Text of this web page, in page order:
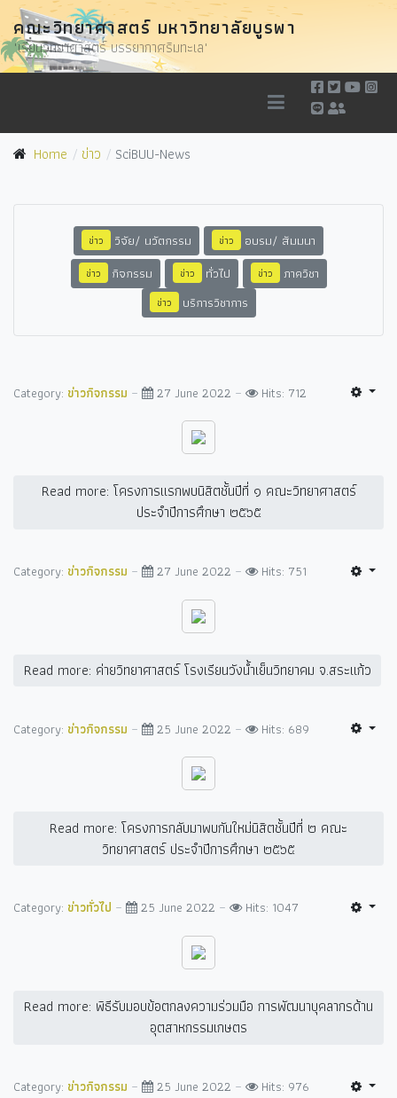
คณะวิทยาศาสตร์ มหาวิทยาลัยบูรพา
"เรียนวิทยาศาสตร์ บรรยากาศริมทะเล"
Home ข่าว SciBUU-News
ข่าว วิจัย/ นวัตกรรม ข่าว อบรม/ สัมมนา
ข่าว กิจกรรม ข่าว ทั่วไป ข่าว ภาควิชา
ข่าว บริการวิชาการ
Category: ข่าวกิจกรรม 27 June 2022 Hits: 712
Read more: โครงการแรกพบนิสิตชั้นปีที่ ๑ คณะวิทยาศาสตร์
ประจำปีการศึกษา ๒๕๖๕
Category: ข่าวกิจกรรม 27 June 2022 Hits: 751
Read more: ค่ายวิทยาศาสตร์ โรงเรียนวังน้ำเย็นวิทยาคม จ.สระแก้ว
Category: ข่าวกิจกรรม 25 June 2022 Hits: 689
Read more: โครงการกลับมาพบกันใหม่นิสิตชั้นปีที่ ๒ คณะ
วิทยาศาสตร์ ประจำปีการศึกษา ๒๕๖๕
Category: ข่าวทั่วไป 25 June 2022 Hits: 1047
Read more: พิธีรับมอบข้อตกลงความร่วมมือ การพัฒนาบุคลากรด้าน
อุตสาหกรรมเกษตร
Category: ข่าวกิจกรรม 25 June 2022 Hits: 976